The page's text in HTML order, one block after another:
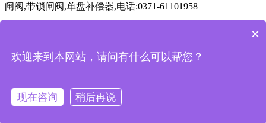
闸阀,带锁闸阀,单盘补偿器,电话:0371-61101958
成都 杭州 重庆 武汉 苏州 西安 天津 南京 长沙
新闻资讯
返回首页
×
欢迎来到本网站，请问有什么可以帮您？
现在咨询 稍后再说